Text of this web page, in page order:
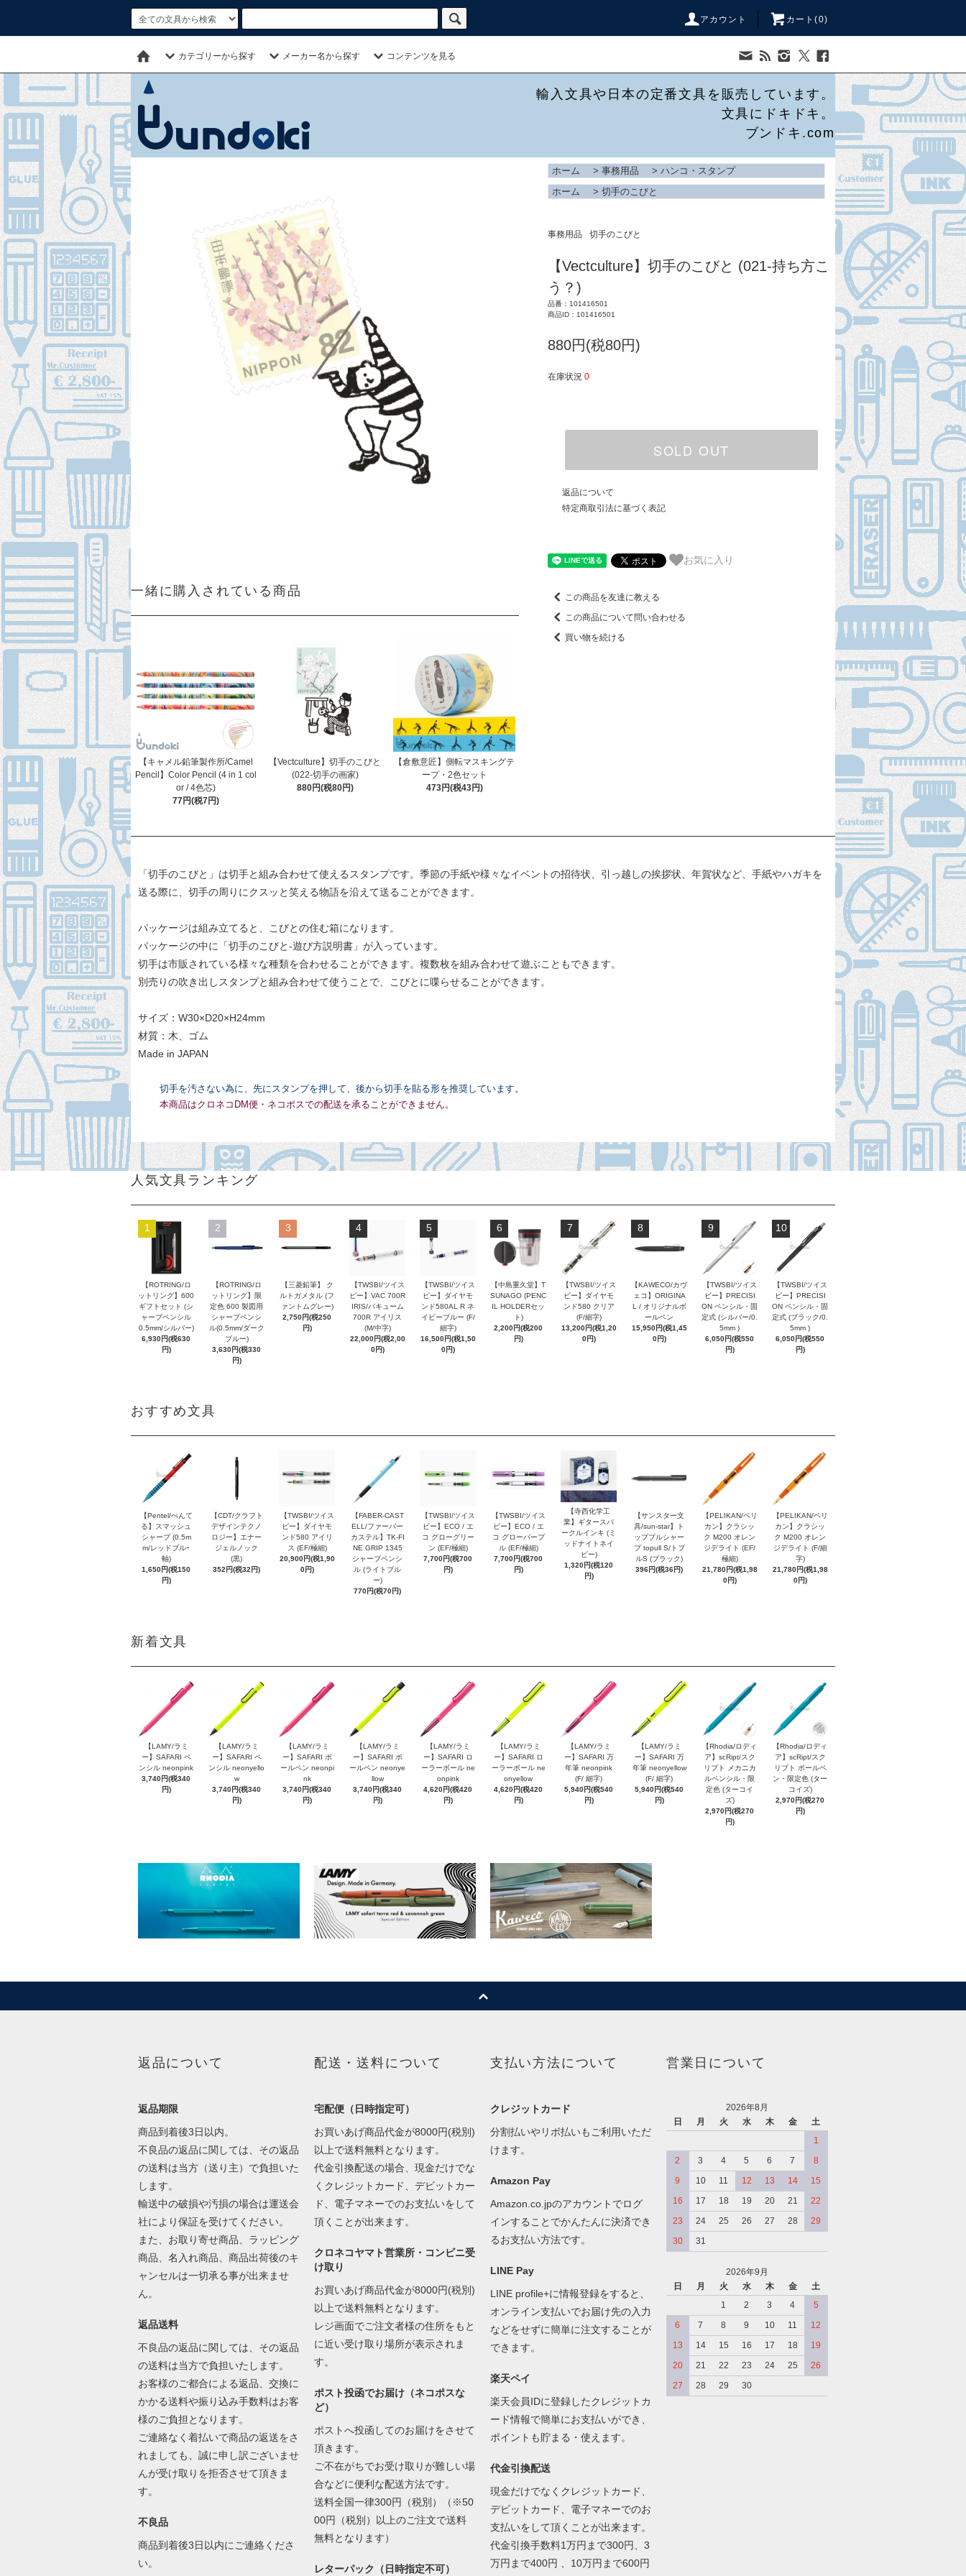
アカウント カート(0)
カテゴリーから探す メーカー名から探す コンテンツを見る
輸入文具や日本の定番文具を販売しています。
文具にドキドキ。
ブンドキ.com
一緒に購入されている商品
【キャメル鉛筆製作所/Camel
Pencil】Color Pencil (4 in 1 col
or / 4色芯)
77円(税7円)
【Vectculture】切手のこびと
(022-切手の画家)
880円(税80円)
【倉敷意匠】側転マスキングテ
ープ・2色セット
473円(税43円)
ホーム > 事務用品 > ハンコ・スタンプ
ホーム
> 切手のこびと
事務用品 切手のこびと
【Vectculture】切手のこびと (021-持ち方こ
う？)
品番：101416501
商品ID：101416501
880円(税80円)
在庫状況 0
SOLD OUT
返品について
特定商取引法に基づく表記
お気に入り
この商品を友達に教える
この商品について問い合わせる
買い物を続ける
「切手のこびと」は切手と組み合わせて使えるスタンプです。季節の手紙や様々なイベントの招待状、引っ越しの挨拶状、年賀状など、手紙やハガキを
送る際に、切手の周りにクスッと笑える物語を沿えて送ることができます。
パッケージは組み立てると、こびとの住む箱になります。
パッケージの中に「切手のこびと-遊び方説明書」が入っています。
切手は市販されている様々な種類を合わせることができます。複数枚を組み合わせて遊ぶこともできます。
別売りの吹き出しスタンプと組み合わせて使うことで、こびとに喋らせることができます。
サイズ：W30×D20×H24mm
材質：木、ゴム
Made in JAPAN
切手を汚さない為に、先にスタンプを押して、後から切手を貼る形を推奨しています。
本商品はクロネコDM便・ネコポスでの配送を承ることができません。
人気文具ランキング
1
【ROTRING/ロ
ットリング】600
ギフトセット (シ
ャープペンシル
0.5mm/シルバー)
6,930円(税630
円)
2
【ROTRING/ロ
ットリング】限
定色 600 製図用
シャープペンシ
ル(0.5mm/ダーク
ブルー)
3,630円(税330
円)
3
【三菱鉛筆】 ク
ルトガメタル (フ
ァントムグレー)
2,750円(税250
円)
4
【TWSBI/ツイス
ビー】VAC 700R
IRIS/バキューム
700R アイリス
(M/中字)
22,000円(税2,00
0円)
5
【TWSBI/ツイス
ビー】ダイヤモ
ンド580AL R ネ
イビーブルー (F/
細字)
16,500円(税1,50
0円)
6
【中島重久堂】T
SUNAGO (PENC
IL HOLDERセッ
ト)
2,200円(税200
円)
7
【TWSBI/ツイス
ビー】ダイヤモ
ンド580 クリア
(F/細字)
13,200円(税1,20
0円)
8
【KAWECO/カヴ
ェコ】ORIGINA
L / オリジナルボ
ールペン
15,950円(税1,45
0円)
9
【TWSBI/ツイス
ビー】PRECISI
ON ペンシル・固
定式 (シルバー/0.
5mm )
6,050円(税550
円)
10
【TWSBI/ツイス
ビー】PRECISI
ON ペンシル・固
定式 (ブラック/0.
5mm )
6,050円(税550
円)
おすすめ文具
【Pentel/ぺんて
る】スマッシュ
シャープ (0.5m
m/レッドブルｰ
軸)
1,650円(税150
円)
【CDT/クラフト
デザインテクノ
ロジー】エナー
ジェルノック
(黒)
352円(税32円)
【TWSBI/ツイス
ビー】ダイヤモ
ンド580 アイリ
ス (EF/極細)
20,900円(税1,90
0円)
【FABER-CAST
ELL/ファーバー
カステル】TK-FI
NE GRIP 1345
シャープペンシ
ル (ライトブル
ー)
770円(税70円)
【TWSBI/ツイス
ビー】ECO / エ
コ グローグリー
ン (EF/極細)
7,700円(税700
円)
【TWSBI/ツイス
ビー】ECO / エ
コ グローパープ
ル (EF/極細)
7,700円(税700
円)
【寺西化学工
業】ギタースパ
ークルインキ (ミ
ッドナイトネイ
ビー)
1,320円(税120
円)
【サンスター文
具/sun-star】ト
ッププルシャー
プ topull S/トプ
ルS (ブラック)
396円(税36円)
【PELIKAN/ペリ
カン】クラシッ
ク M200 オレン
ジデライト (EF/
極細)
21,780円(税1,98
0円)
【PELIKAN/ペリ
カン】クラシッ
ク M200 オレン
ジデライト (F/細
字)
21,780円(税1,98
0円)
新着文具
【LAMY/ラミ
ー】SAFARI ペ
ンシル neonpink
3,740円(税340
円)
【LAMY/ラミ
ー】SAFARI ペ
ンシル neonyello
w
3,740円(税340
円)
【LAMY/ラミ
ー】SAFARI ボ
ールペン neonpi
nk
3,740円(税340
円)
【LAMY/ラミ
ー】SAFARI ボ
ールペン neonye
llow
3,740円(税340
円)
【LAMY/ラミ
ー】SAFARI ロ
ーラーボール ne
onpink
4,620円(税420
円)
【LAMY/ラミ
ー】SAFARI ロ
ーラーボール ne
onyellow
4,620円(税420
円)
【LAMY/ラミ
ー】SAFARI 万
年筆 neonpink
(F/ 細字)
5,940円(税540
円)
【LAMY/ラミ
ー】SAFARI 万
年筆 neonyellow
(F/ 細字)
5,940円(税540
円)
【Rhodia/ロディ
ア】scRipt/スク
リプト メカニカ
ルペンシル・限
定色 (ターコイ
ズ)
2,970円(税270
円)
【Rhodia/ロディ
ア】scRipt/スク
リプト ボールペ
ン・限定色 (ター
コイズ)
2,970円(税270
円)
返品について
返品期限
商品到着後3日以内。
不良品の返品に関しては、その返品
の送料は当方（送り主）で負担いた
します。
輸送中の破損や汚損の場合は運送会
社により保証を受けてください。
また、お取り寄せ商品、ラッピング
商品、名入れ商品、商品出荷後のキ
ャンセルは一切承る事が出来ませ
ん。
返品送料
不良品の返品に関しては、その返品
の送料は当方で負担いたします。
お客様のご都合による返品、交換に
かかる送料や振り込み手数料はお客
様のご負担となります。
ご連絡なく着払いで商品の返送をさ
れましても、誠に申し訳ございませ
んが受け取りを拒否させて頂きま
す。
不良品
商品到着後3日以内にご連絡くださ
い。
配送・送料について
宅配便（日時指定可）
お買いあげ商品代金が8000円(税別)
以上で送料無料となります。
代金引換配送の場合、現金だけでな
くクレジットカード、デビットカー
ド、電子マネーでのお支払いをして
頂くことが出来ます。
クロネコヤマト営業所・コンビニ受
け取り
お買いあげ商品代金が8000円(税別)
以上で送料無料となります。
レジ画面でご注文者様の住所をもと
に近い受け取り場所が表示されま
す。
ポスト投函でお届け（ネコポスな
ど）
ポストへ投函してのお届けをさせて
頂きます。
ご不在がちでお受け取りが難しい場
合などに便利な配送方法です。
送料全国一律300円（税別）（※50
00円（税別）以上のご注文で送料
無料となります）
レターパック（日時指定不可）
支払い方法について
クレジットカード
分割払いやリボ払いもご利用いただ
けます。
Amazon Pay
Amazon.co.jpのアカウントでログ
インすることでかんたんに決済でき
るお支払い方法です。
LINE Pay
LINE profile+に情報登録をすると、
オンライン支払いでお届け先の入力
などをせずに簡単に注文することが
できます。
楽天ペイ
楽天会員IDに登録したクレジットカ
ード情報で簡単にお支払いができ、
ポイントも貯まる・使えます。
代金引換配送
現金だけでなくクレジットカード、
デビットカード、電子マネーでのお
支払いをして頂くことが出来ます。
代金引換手数料1万円まで300円、3
万円まで400円 、10万円まで600円
営業日について
2026年8月
日
月 火 水 木 金
土
1
2
3 4 5 6 7
8
9
10 11 12 13 14
15
16
17 18 19 20 21
22
23
24 25 26 27 28
29
30
31
2026年9月
日
月 火 水 木 金
土
1
2 3 4
5
6
7 8 9 10 11
12
13
14 15 16 17 18
19
20
21 22 23 24 25
26
27
28 29 30